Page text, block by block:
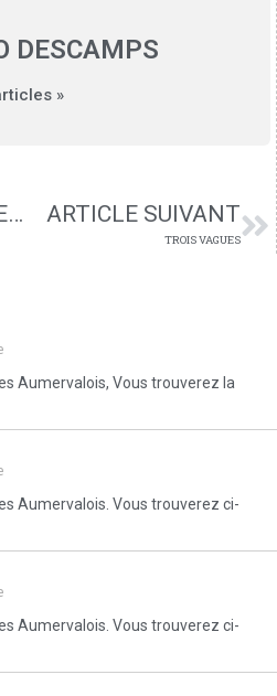
DESCAMPS
»
ARTICLE PRÉCÉDENT ARTICLE SUIVANT
TROIS VAGUES
Aumervalois, Vous trouverez la
Aumervalois. Vous trouverez ci-
Aumervalois. Vous trouverez ci-